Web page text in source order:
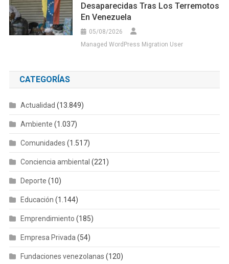
Desaparecidas Tras Los Terremotos
En Venezuela
05/08/2026
Managed WordPress Migration User
CATEGORÍAS
Actualidad (13.849)
Ambiente (1.037)
Comunidades (1.517)
Conciencia ambiental (221)
Deporte (10)
Educación (1.144)
Emprendimiento (185)
Empresa Privada (54)
Fundaciones venezolanas (120)